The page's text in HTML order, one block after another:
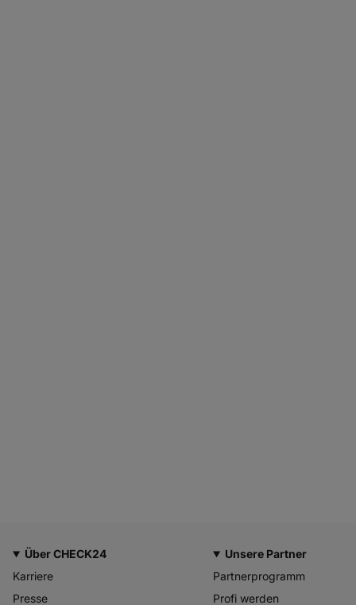
Über CHECK24
Karriere
Presse
Unsere Partner
Partnerprogramm
Profi werden